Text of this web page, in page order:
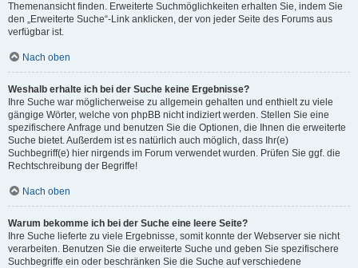
Themenansicht finden. Erweiterte Suchmöglichkeiten erhalten Sie, indem Sie
den „Erweiterte Suche“-Link anklicken, der von jeder Seite des Forums aus
verfügbar ist.
Nach oben
Weshalb erhalte ich bei der Suche keine Ergebnisse?
Ihre Suche war möglicherweise zu allgemein gehalten und enthielt zu viele
gängige Wörter, welche von phpBB nicht indiziert werden. Stellen Sie eine
spezifischere Anfrage und benutzen Sie die Optionen, die Ihnen die erweiterte
Suche bietet. Außerdem ist es natürlich auch möglich, dass Ihr(e)
Suchbegriff(e) hier nirgends im Forum verwendet wurden. Prüfen Sie ggf. die
Rechtschreibung der Begriffe!
Nach oben
Warum bekomme ich bei der Suche eine leere Seite?
Ihre Suche lieferte zu viele Ergebnisse, somit konnte der Webserver sie nicht
verarbeiten. Benutzen Sie die erweiterte Suche und geben Sie spezifischere
Suchbegriffe ein oder beschränken Sie die Suche auf verschiedene